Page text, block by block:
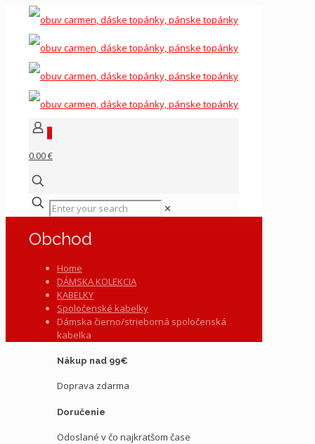
0
0.00 €
✕
Obchod
Home
DÁMSKA KOLEKCIA
KABELKY
Spoločenské kabelky
Dámska čierno/strieborná spoločenská
kabelka
Nákup nad 99€
Doprava zdarma
Doručenie
Odoslané v čo najkratšom čase